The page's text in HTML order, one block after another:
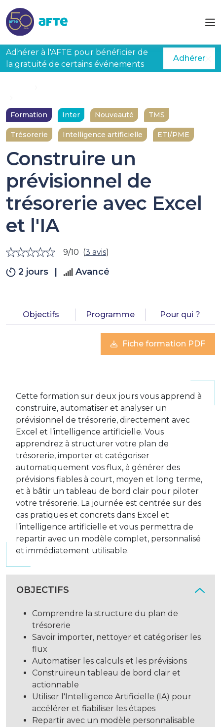
Adhérer à l'AFTE pour bénéficier de
la gratuité de certains événements
Adhérer
Formation
Inter Nouveauté TMS
Trésorerie Intelligence artificielle ETI/PME
Construire un
prévisionnel de
trésorerie avec Excel
et l'IA
9/10 (3 avis)
2 jours Avancé
Objectifs Programme Pour qui ?
Fiche formation PDF
Cette formation sur deux jours vous apprend à
construire, automatiser et analyser un
prévisionnel de trésorerie, directement avec
Excel et l’intelligence artificielle. Vous
apprendrez à structurer votre plan de
trésorerie, importer et catégoriser
automatiquement vos flux, à générer des
prévisions fiables à court, moyen et long terme,
et à bâtir un tableau de bord clair pour piloter
votre trésorerie. La journée est centrée sur des
cas pratiques et concrets dans Excel et
l’intelligence artificielle et vous permettra de
repartir avec un modèle complet, personnalisé
et immédiatement utilisable.
OBJECTIFS
Comprendre la structure du plan de
trésorerie
Savoir importer, nettoyer et catégoriser les
flux
Automatiser les calculs et les prévisions
Construireun tableau de bord clair et
actionnable
Utiliser l'Intelligence Artificielle (IA) pour
accélérer et fiabiliser les étapes
Repartir avec un modèle personnalisable